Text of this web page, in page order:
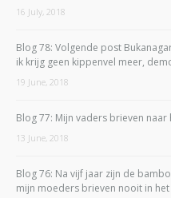
16 July, 2018
Blog 78: Volgende post
ik krijg geen kippenvel meer,
19 June, 2018
Blog 77: Mijn vaders brieven naar
13 June, 2018
Blog 76: Na vijf jaar zijn de
mijn moeders brieven nooit in